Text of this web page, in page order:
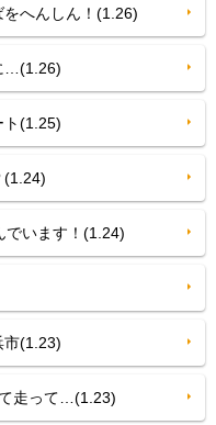
へんしん！(1.26)
…(1.26)
(1.25)
います！(1.24)
(1.23)
走って…(1.23)